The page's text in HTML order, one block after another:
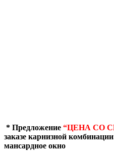
* Предложение “ЦЕНА СО
заказе карнизной
мансардное окно